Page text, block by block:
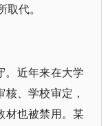
代。
。近年来在大学
、学校审定，
材也被禁用。某